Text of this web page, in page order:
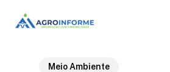
Meio Ambiente